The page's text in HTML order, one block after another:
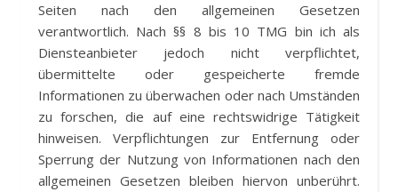
Seiten nach den allgemeinen Gesetzen
verantwortlich. Nach §§ 8 bis 10 TMG bin ich als
Diensteanbieter jedoch nicht verpflichtet,
übermittelte oder gespeicherte fremde
Informationen zu überwachen oder nach Umständen
zu forschen, die auf eine rechtswidrige Tätigkeit
hinweisen. Verpflichtungen zur Entfernung oder
Sperrung der Nutzung von Informationen nach den
allgemeinen Gesetzen bleiben hiervon unberührt.